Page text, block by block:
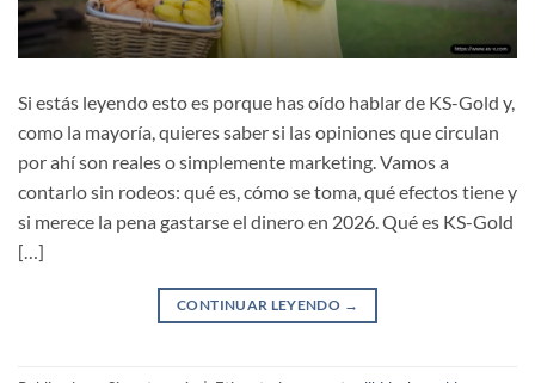
Si estás leyendo esto es porque has oído hablar de KS-Gold y,
como la mayoría, quieres saber si las opiniones que circulan
por ahí son reales o simplemente marketing. Vamos a
contarlo sin rodeos: qué es, cómo se toma, qué efectos tiene y
si merece la pena gastarse el dinero en 2026. Qué es KS-Gold
[…]
CONTINUAR LEYENDO →